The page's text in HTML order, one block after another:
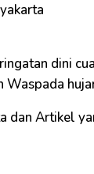
dini
Waspada
dan Artikel